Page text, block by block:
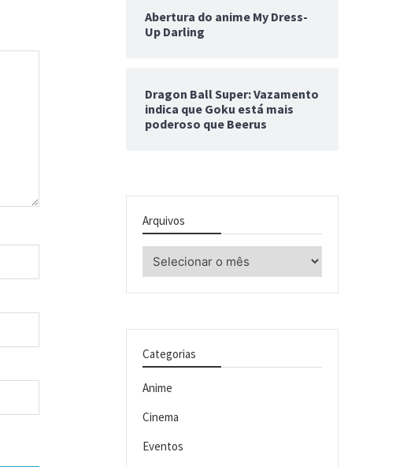
Abertura do anime My Dress-
Up Darling
Dragon Ball Super: Vazamento
indica que Goku está mais
poderoso que Beerus
Arquivos
Arquivos
Categorias
Anime
Cinema
Eventos